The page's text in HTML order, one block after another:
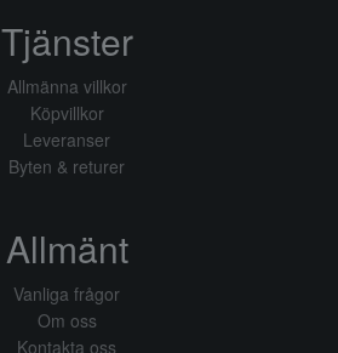
Tjänster
Allmänna villkor
Köpvillkor
Leveranser
Byten & returer
Allmänt
Vanliga frågor
Om oss
Kontakta oss